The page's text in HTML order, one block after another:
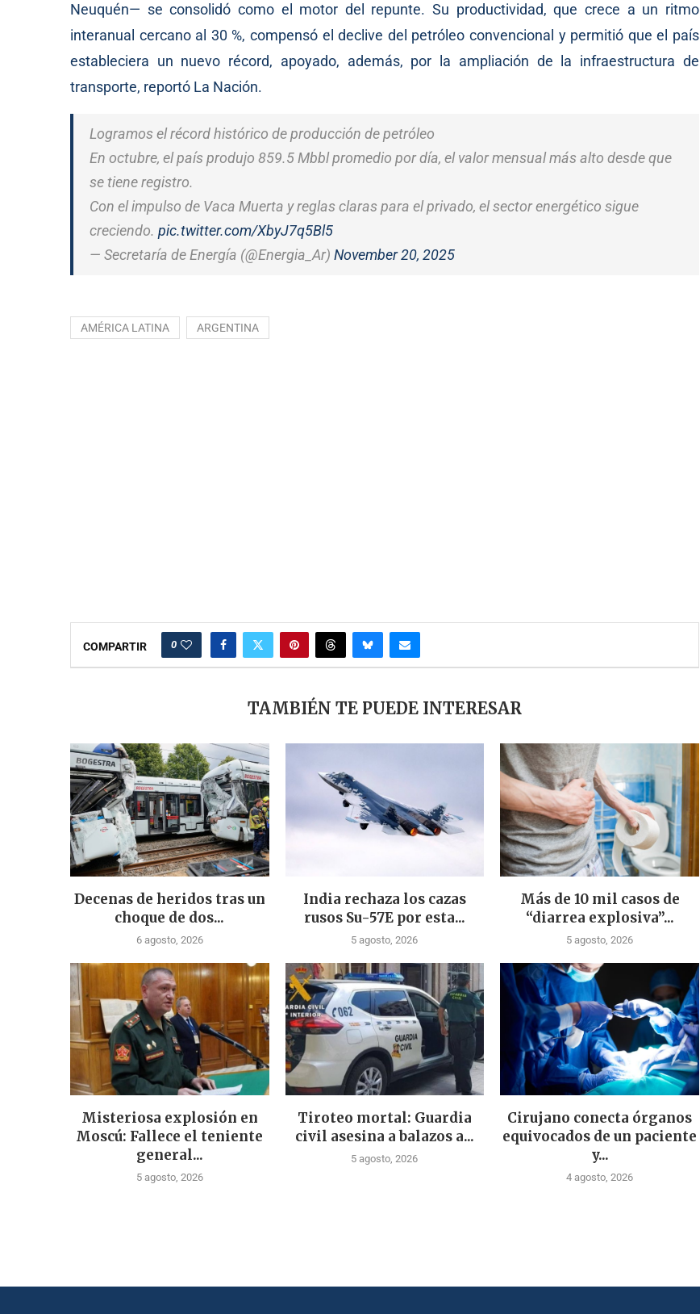
Neuquén— se consolidó como el motor del repunte. Su productividad, que crece a un ritmo
interanual cercano al 30 %, compensó el declive del petróleo convencional y permitió que el país
estableciera un nuevo récord, apoyado, además, por la ampliación de la infraestructura de
transporte, reportó La Nación.
Logramos el récord histórico de producción de petróleo
En octubre, el país produjo 859.5 Mbbl promedio por día, el valor mensual más alto desde que
se tiene registro.
Con el impulso de Vaca Muerta y reglas claras para el privado, el sector energético sigue
creciendo. pic.twitter.com/XbyJ7q5Bl5
— Secretaría de Energía (@Energia_Ar) November 20, 2025
AMÉRICA LATINA ARGENTINA
COMPARTIR 0
TAMBIÉN TE PUEDE INTERESAR
Decenas de heridos tras un
choque de dos...
6 agosto, 2026
India rechaza los cazas
rusos Su-57E por esta...
5 agosto, 2026
Más de 10 mil casos de
“diarrea explosiva”...
5 agosto, 2026
Misteriosa explosión en
Moscú: Fallece el teniente
general...
5 agosto, 2026
Tiroteo mortal: Guardia
civil asesina a balazos a...
5 agosto, 2026
Cirujano conecta órganos
equivocados de un paciente
y...
4 agosto, 2026